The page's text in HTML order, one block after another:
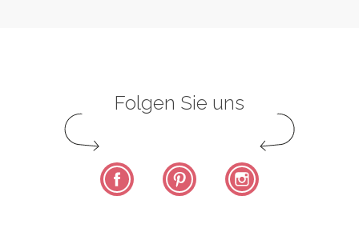
Folgen Sie uns
Facebook Pinterest